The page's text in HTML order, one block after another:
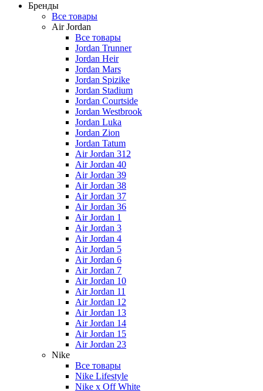
Бренды
Все товары
Air Jordan
Все товары
Jordan Trunner
Jordan Heir
Jordan Mars
Jordan Spizike
Jordan Stadium
Jordan Courtside
Jordan Westbrook
Jordan Luka
Jordan Zion
Jordan Tatum
Air Jordan 312
Air Jordan 40
Air Jordan 39
Air Jordan 38
Air Jordan 37
Air Jordan 36
Air Jordan 1
Air Jordan 3
Air Jordan 4
Air Jordan 5
Air Jordan 6
Air Jordan 7
Air Jordan 10
Air Jordan 11
Air Jordan 12
Air Jordan 13
Air Jordan 14
Air Jordan 15
Air Jordan 23
Nike
Все товары
Nike Lifestyle
Nike x Off White